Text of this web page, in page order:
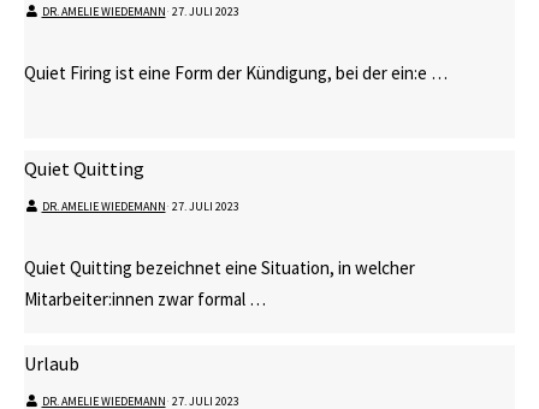
DR. AMELIE WIEDEMANN⋅ 27. JULI 2023
Quiet Firing ist eine Form der Kündigung, bei der ein:e …
Quiet Quitting
DR. AMELIE WIEDEMANN⋅ 27. JULI 2023
Quiet Quitting bezeichnet eine Situation, in welcher
Mitarbeiter:innen zwar formal …
Urlaub
DR. AMELIE WIEDEMANN⋅ 27. JULI 2023